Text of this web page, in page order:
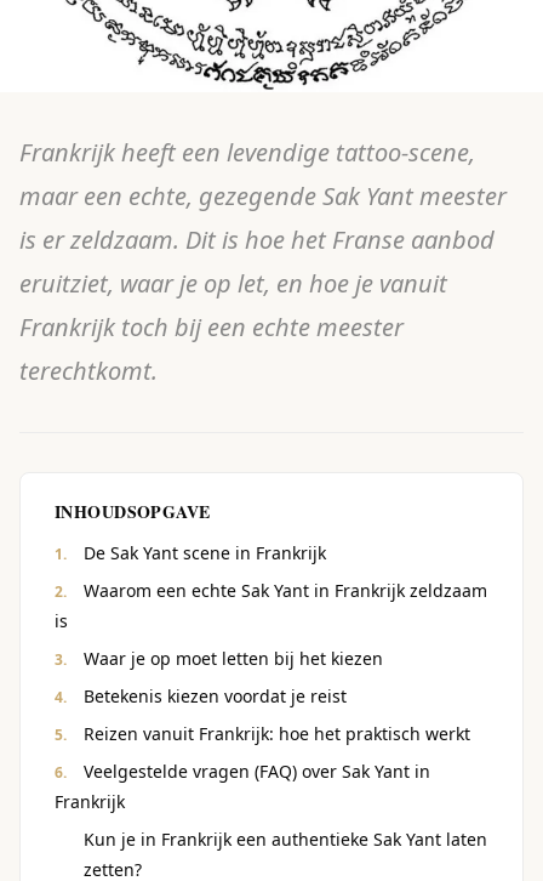
Frankrijk heeft een levendige tattoo-scene,
maar een echte, gezegende Sak Yant meester
is er zeldzaam. Dit is hoe het Franse aanbod
eruitziet, waar je op let, en hoe je vanuit
Frankrijk toch bij een echte meester
terechtkomt.
INHOUDSOPGAVE
De Sak Yant scene in Frankrijk
Waarom een echte Sak Yant in Frankrijk zeldzaam
is
Waar je op moet letten bij het kiezen
Betekenis kiezen voordat je reist
Reizen vanuit Frankrijk: hoe het praktisch werkt
Veelgestelde vragen (FAQ) over Sak Yant in
Frankrijk
Kun je in Frankrijk een authentieke Sak Yant laten
zetten?